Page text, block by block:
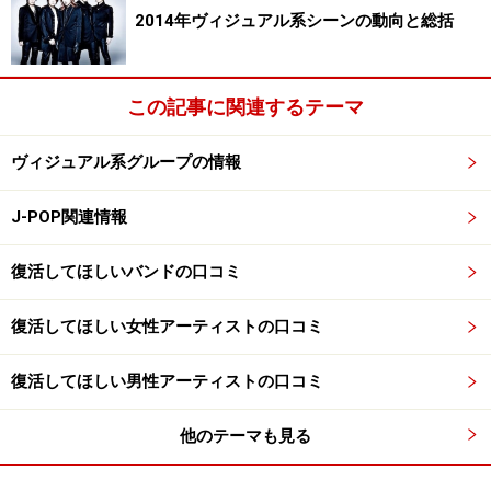
2014年ヴィジュアル系シーンの動向と総括
この記事に関連するテーマ
ヴィジュアル系グループの情報
J-POP関連情報
復活してほしいバンドの口コミ
復活してほしい女性アーティストの口コミ
復活してほしい男性アーティストの口コミ
他のテーマも見る